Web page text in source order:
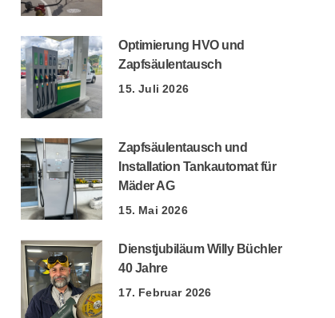
Optimierung HVO und
Zapfsäulentausch
15. Juli 2026
Zapfsäulentausch und
Installation Tankautomat für
Mäder AG
15. Mai 2026
Dienstjubiläum Willy Büchler
40 Jahre
17. Februar 2026